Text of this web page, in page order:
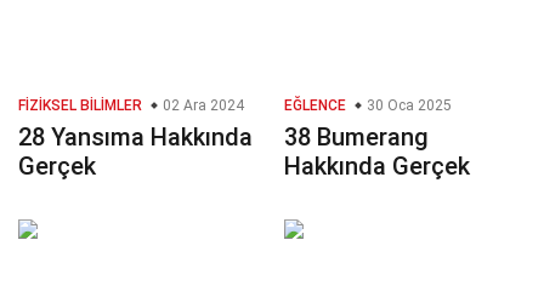
FIZIKSEL BILIMLER 02 Ara 2024
28 Yansıma Hakkında
Gerçek
EĞLENCE 30 Oca 2025
38 Bumerang
Hakkında Gerçek